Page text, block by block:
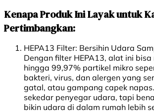
Kenapa Produk Ini Layak untuk
Pertimbangkan:
HEPA13 Filter: Bersihin Udara
Dengan filter HEPA13, alat ini
hingga 99,97% partikel mikro
bakteri, virus, dan alergen yang
gatal, atau gampang capek
sekedar penyegar udara, tapi
bikin udara di dalam rumah lebih